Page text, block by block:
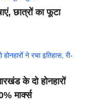
छात्रों का फूटा
के दो होनहारों
मार्क्स